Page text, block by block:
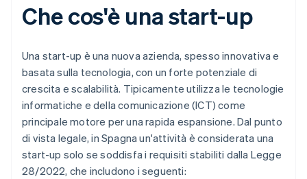
Che cos'è una start-up
Una start-up è una nuova azienda, spesso innovativa e
basata sulla tecnologia, con un forte potenziale di
crescita e scalabilità. Tipicamente utilizza le tecnologie
informatiche e della comunicazione (ICT) come
principale motore per una rapida espansione. Dal punto
di vista legale, in Spagna un'attività è considerata una
start-up solo se soddisfa i requisiti stabiliti dalla Legge
28/2022, che includono i seguenti: